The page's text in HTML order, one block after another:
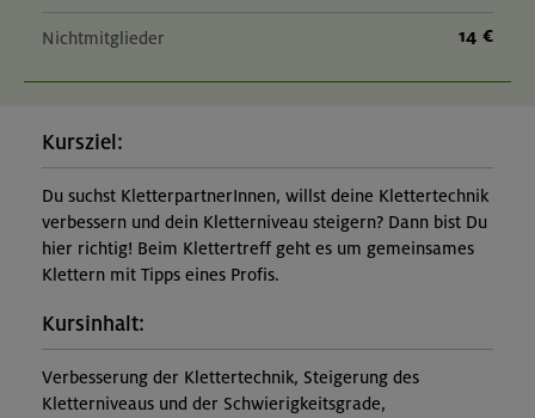
Nichtmitglieder 14 €
Kursziel:
Du suchst KletterpartnerInnen, willst deine Klettertechnik
verbessern und dein Kletterniveau steigern? Dann bist Du
hier richtig! Beim Klettertreff geht es um gemeinsames
Klettern mit Tipps eines Profis.
Kursinhalt:
Verbesserung der Klettertechnik, Steigerung des
Kletterniveaus und der Schwierigkeitsgrade,